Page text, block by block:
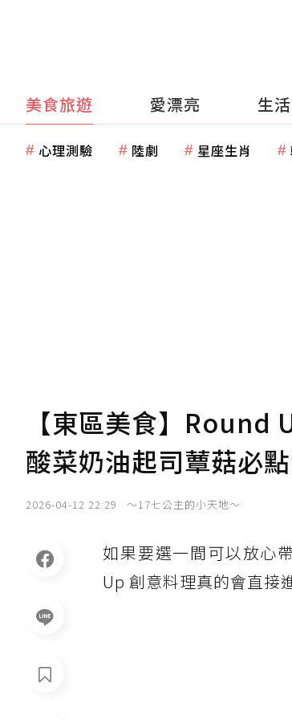
美食旅遊 愛漂亮 生
心理測驗 陸劇 星座生肖
【東區美食】Round
酸菜奶油起司蕈菇必
2026-04-12 22:29 ～17七公主的小天地～
如果要選一間可以放心
Up 創意料理真的會直接